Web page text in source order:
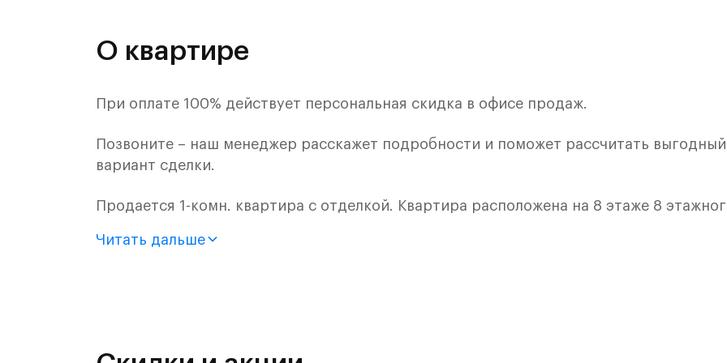
О квартире
При оплате 100% действует персональная скидка в офисе продаж.
Позвоните – наш менеджер расскажет подробности и поможет рассчитать выгодный
вариант сделки.
Продается 1-комн. квартира с отделкой. Квартира расположена на 8 этаже 8
Читать дальше